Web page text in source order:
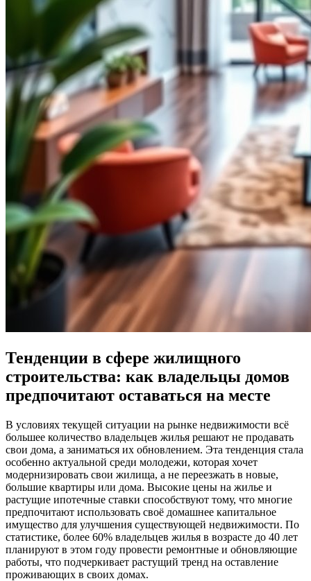
Тенденции в сфере жилищного
строительства: как владельцы домов
предпочитают оставаться на месте
В условиях текущей ситуации на рынке недвижимости всё
большее количество владельцев жилья решают не продавать
свои дома, а заниматься их обновлением. Эта тенденция стала
особенно актуальной среди молодежи, которая хочет
модернизировать свои жилища, а не переезжать в новые,
большие квартиры или дома. Высокие цены на жилье и
растущие ипотечные ставки способствуют тому, что многие
предпочитают использовать своё домашнее капитальное
имущество для улучшения существующей недвижимости. По
статистике, более 60% владельцев жилья в возрасте до 40 лет
планируют в этом году провести ремонтные и обновляющие
работы, что подчеркивает растущий тренд на оставление
проживающих в своих домах.